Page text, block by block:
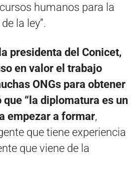
humanos para la
la ley”.
la presidenta del Conicet,
en valor el trabajo
ONGs para obtener
que “la diplomatura es un
empezar a formar,
que tiene experiencia
que viene de la